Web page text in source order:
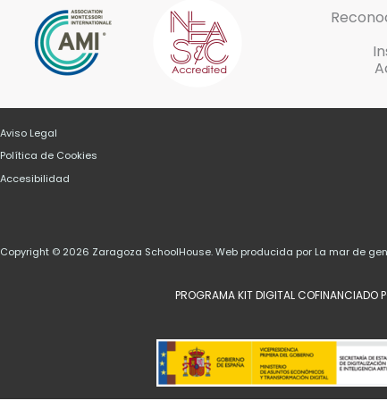
Aviso Legal
Política de Cookies
Accesibilidad
Copyright © 2026 Zaragoza SchoolHouse. Web producida por La mar de
PROGRAMA KIT DIGITAL COFINANCIADO